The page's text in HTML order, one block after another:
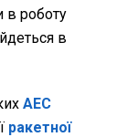
роботу
в
АЕС
ракетної